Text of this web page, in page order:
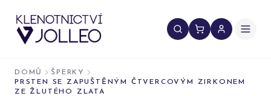
DOMŮ
ŠPERKY
PRSTEN SE ZAPUŠTĚNÝM ČTVERCOVÝM ZIRKONEM
ZE ŽLUTÉHO ZLATA